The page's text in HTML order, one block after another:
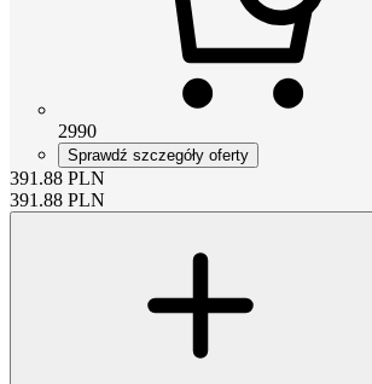
2990
Sprawdź szczegóły oferty
391.88 PLN
391.88 PLN